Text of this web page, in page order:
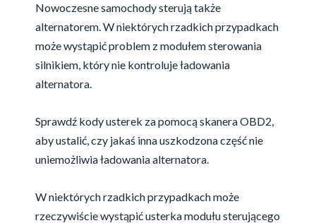
Nowoczesne samochody sterują także
alternatorem. W niektórych rzadkich przypadkach
może wystąpić problem z modułem sterowania
silnikiem, który nie kontroluje ładowania
alternatora.
Sprawdź kody usterek za pomocą skanera OBD2,
aby ustalić, czy jakaś inna uszkodzona część nie
uniemożliwia ładowania alternatora.
W niektórych rzadkich przypadkach może
rzeczywiście wystąpić usterka modułu sterującego